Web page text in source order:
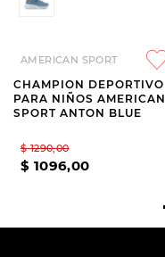
AMERICAN SPORT
CHAMPION DEPORTIVO
PARA NIÑOS AMERICAN
SPORT ANTON BLUE
$ 1290,00
$ 1096,00